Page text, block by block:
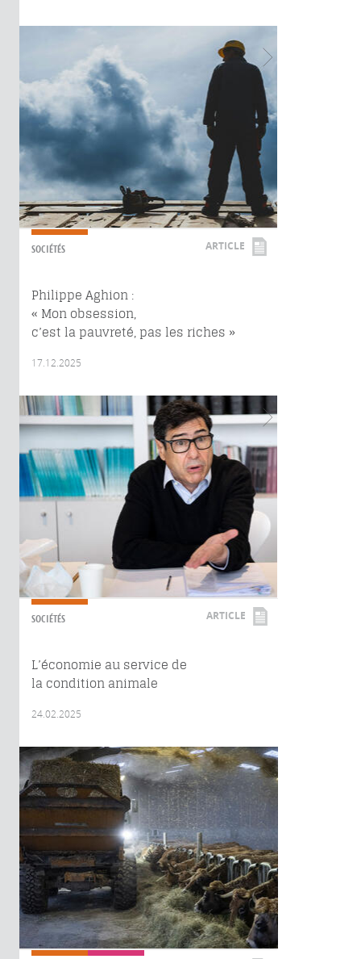
SOCIÉTÉS ARTICLE
Philippe Aghion :
« Mon obsession,
c’est la pauvreté, pas les riches »
17.12.2025
SOCIÉTÉS ARTICLE
L’économie au service de
la condition animale
24.02.2025